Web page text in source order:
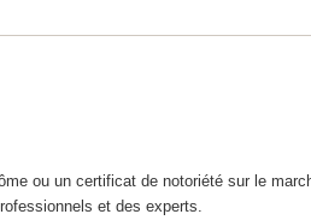
ou un certificat de notoriété sur le
et des experts.